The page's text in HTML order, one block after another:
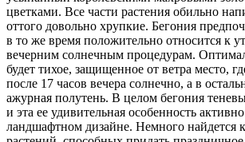
цветками. Все части растения обильно
оттого довольно хрупкие. Бегония
в то же время положительно относится к
вечерним солнечным процедурам.
будет тихое, защищенное от ветра место,
после 17 часов вечера солнечно, а в
ажурная полутень. В целом бегония
и эта ее удивительная особенность
ландшафтном дизайне. Немного найдется